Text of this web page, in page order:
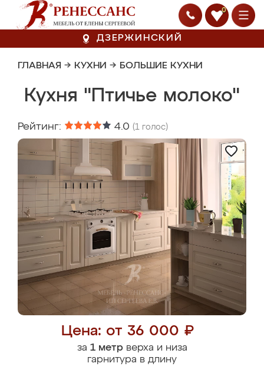
0
ДЗЕРЖИНСКИЙ
ГЛАВНАЯ → КУХНИ → БОЛЬШИЕ КУХНИ
Кухня "Птичье молоко"
Рейтинг: 4.0 (1 голос)
Цена: от 36 000 ₽
за 1 метрверха и низа
гарнитура в длину